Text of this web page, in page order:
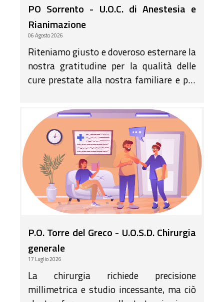
PO Sorrento - U.O.C. di Anestesia e
Rianimazione
06 Agosto 2026
Riteniamo giusto e doveroso esternare la
nostra gratitudine per la qualità delle
cure prestate alla nostra familiare e per
confronti da parte di tutta l'equipe
medica
P.O. Torre del Greco - U.O.S.D. Chirurgia
generale
17 Luglio 2026
La chirurgia richiede precisione
millimetrica e studio incessante, ma ciò